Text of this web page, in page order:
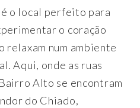
o local perfeito para
o coração
relaxam num ambiente
Aqui, onde as ruas
Alto se encontram
do Chiado,